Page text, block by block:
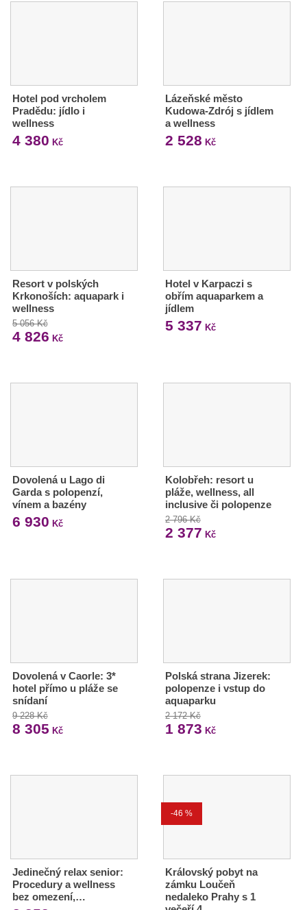
Hotel pod vrcholem
Pradědu: jídlo i
wellness
4 380 Kč
Lázeňské město
Kudowa-Zdrój s jídlem
a wellness
2 528 Kč
Resort v polských
Krkonoších: aquapark i
wellness
5 056 Kč
4 826 Kč
Hotel v Karpaczi s
obřím aquaparkem a
jídlem
5 337 Kč
Dovolená u Lago di
Garda s polopenzí,
vínem a bazény
6 930 Kč
Kolobřeh: resort u
pláže, wellness, all
inclusive či polopenze
2 796 Kč
2 377 Kč
Dovolená v Caorle: 3*
hotel přímo u pláže se
snídaní
9 228 Kč
8 305 Kč
Polská strana Jizerek:
polopenze i vstup do
aquaparku
2 172 Kč
1 873 Kč
Jedinečný relax senior:
Procedury a wellness
bez omezení,…
-46 %
Královský pobyt na
zámku Loučeň
nedaleko Prahy s 1